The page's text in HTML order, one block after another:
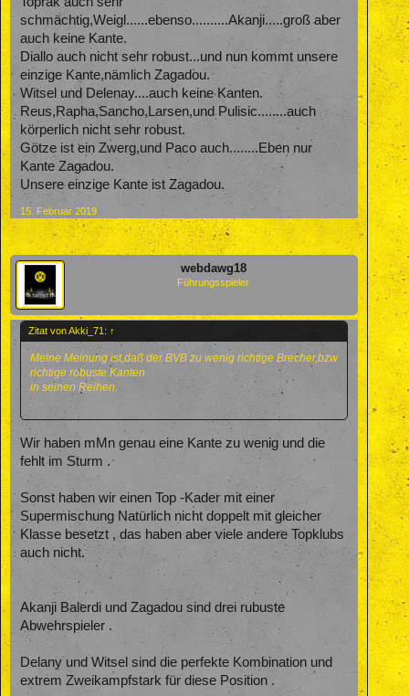
schmächtig,Weigl......ebenso..........Akanji.....groß aber
auch keine Kante.
Diallo auch nicht sehr robust...und nun kommt unsere
einzige Kante,nämlich Zagadou.
Witsel und Delenay....auch keine Kanten.
Reus,Rapha,Sancho,Larsen,und Pulisic........auch
körperlich nicht sehr robust.
Götze ist ein Zwerg,und Paco auch........Eben nur
Kante Zagadou.
Unsere einzige Kante ist Zagadou.
15. Februar 2019
webdawg18
Führungsspieler
Zitat von Akki_71: ↑
Meine Meinung ist,daß der BVB zu wenig richtige Brecher,bzw
richtige robuste Kanten
in seinen Reihen.
.
Wir haben mMn genau eine Kante zu wenig und die
fehlt im Sturm .
Sonst haben wir einen Top -Kader mit einer
Supermischung Natürlich nicht doppelt mit gleicher
Klasse besetzt , das haben aber viele andere Topklubs
auch nicht.
Akanji Balerdi und Zagadou sind drei rubuste
Abwehrspieler .
Delany und Witsel sind die perfekte Kombination und
extrem Zweikampfstark für diese Position .